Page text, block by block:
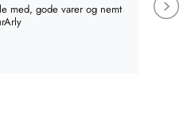
med, gode varer og nemt
det